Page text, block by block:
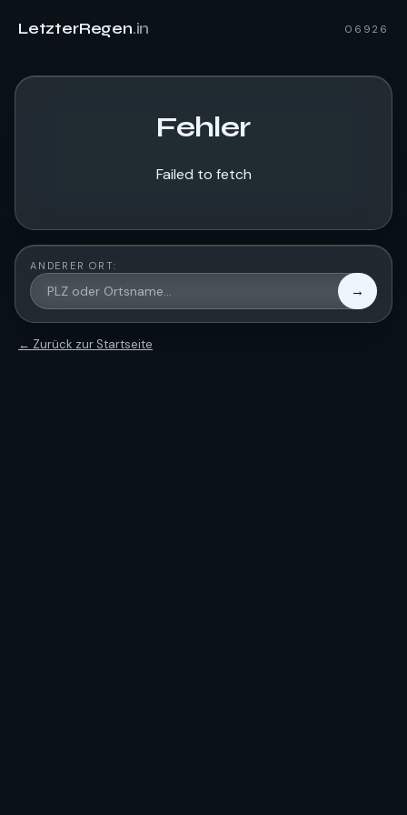
LetzterRegen.in 06926
Fehler
Failed to fetch
ANDERER ORT:
→
← Zurück zur Startseite